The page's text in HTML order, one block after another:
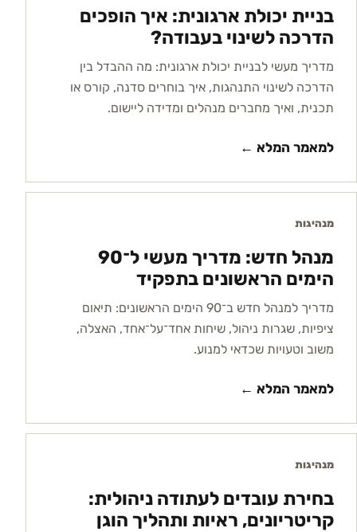
בניית יכולת ארגונית: איך הופכים
הדרכה לשינוי בעבודה?
מדריך מעשי לבניית יכולת ארגונית: מה ההבדל בין
הדרכה לשינוי התנהגות, איך בוחרים סדנה, קורס או
תכנית, ואיך מחברים מנהלים ומדידה ליישום.
למאמר המלא ←
מנהיגות
מנהל חדש: מדריך מעשי ל־90
הימים הראשונים בתפקיד
מדריך למנהל חדש ב־90 הימים הראשונים: תיאום
ציפיות, שגרות ניהול, שיחות אחד־על־אחד, האצלה,
משוב וטעויות שכדאי למנוע.
למאמר המלא ←
מנהיגות
בחירת עובדים לעתודה ניהולית:
קריטריונים, ראיות ותהליך הוגן